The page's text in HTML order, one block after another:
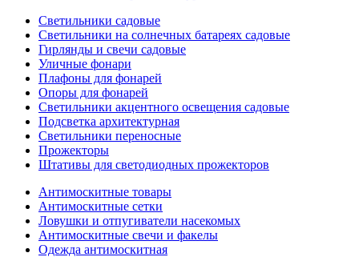
Светильники садовые
Светильники на солнечных батареях садовые
Гирлянды и свечи садовые
Уличные фонари
Плафоны для фонарей
Опоры для фонарей
Светильники акцентного освещения садовые
Подсветка архитектурная
Светильники переносные
Прожекторы
Штативы для светодиодных прожекторов
Антимоскитные товары
Антимоскитные сетки
Ловушки и отпугиватели насекомых
Антимоскитные свечи и факелы
Одежда антимоскитная